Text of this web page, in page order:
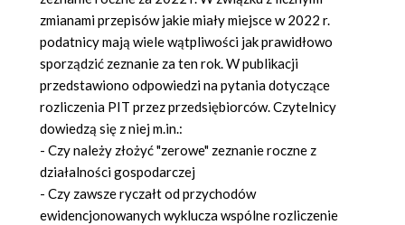
zmianami przepisów jakie miały miejsce w 2022 r.
podatnicy mają wiele wątpliwości jak prawidłowo
sporządzić zeznanie za ten rok. W publikacji
przedstawiono odpowiedzi na pytania dotyczące
rozliczenia PIT przez przedsiębiorców. Czytelnicy
dowiedzą się z niej m.in.:
- Czy należy złożyć "zerowe" zeznanie roczne z
działalności gospodarczej
- Czy zawsze ryczałt od przychodów
ewidencjonowanych wyklucza wspólne rozliczenie